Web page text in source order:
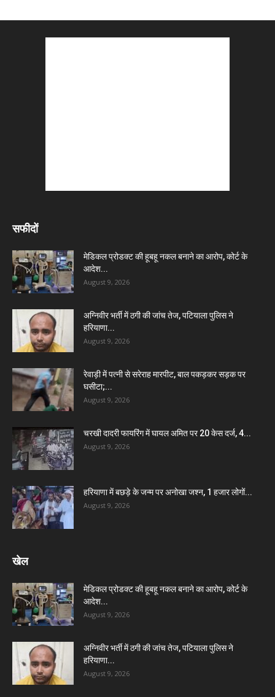
सफीदों
मेडिकल प्रोडक्ट की हूबहू नकल बनाने का आरोप, कोर्ट के
आदेश...
August 9, 2026
अग्निवीर भर्ती में ठगी की जांच तेज, पटियाला पुलिस ने
हरियाणा...
August 9, 2026
रेवाड़ी में पत्नी से सरेराह मारपीट, बाल पकड़कर सड़क पर
घसीटा;...
August 9, 2026
चरखी दादरी फायरिंग में घायल अमित पर 20 केस दर्ज, 4...
August 9, 2026
हरियाणा में बछड़े के जन्म पर अनोखा जश्न, 1 हजार लोगों...
August 9, 2026
खेल
मेडिकल प्रोडक्ट की हूबहू नकल बनाने का आरोप, कोर्ट के
आदेश...
August 9, 2026
अग्निवीर भर्ती में ठगी की जांच तेज, पटियाला पुलिस ने
हरियाणा...
August 9, 2026